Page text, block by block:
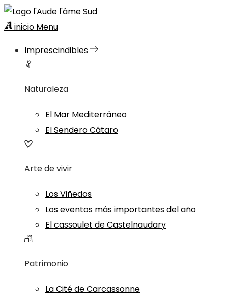
inicio Menu
Imprescindibles
Naturaleza
El Mar Mediterráneo
El Sendero Cátaro
Arte de vivir
Los Viñedos
Los eventos más importantes del año
El cassoulet de Castelnaudary
Patrimonio
La Cité de Carcassonne